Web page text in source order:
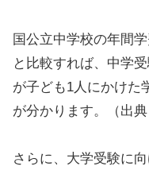
国公立中学校の年間
と比較すれば、中学
が子ども1人にかけた
が分かります。（出典
さらに、大学受験に